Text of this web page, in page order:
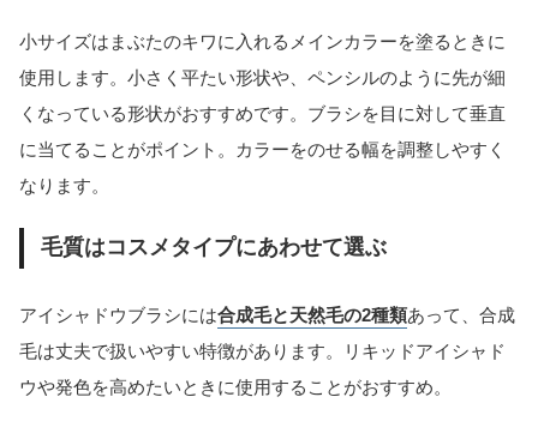
小サイズはまぶたのキワに入れるメインカラーを塗るときに
使用します。小さく平たい形状や、ペンシルのように先が細
くなっている形状がおすすめです。ブラシを目に対して垂直
に当てることがポイント。カラーをのせる幅を調整しやすく
なります。
毛質はコスメタイプにあわせて選ぶ
アイシャドウブラシには合成毛と天然毛の2種類あって、合成
毛は丈夫で扱いやすい特徴があります。リキッドアイシャド
ウや発色を高めたいときに使用することがおすすめ。